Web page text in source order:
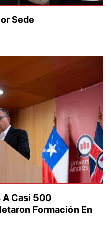
Sede
A Casi 500
Formación En